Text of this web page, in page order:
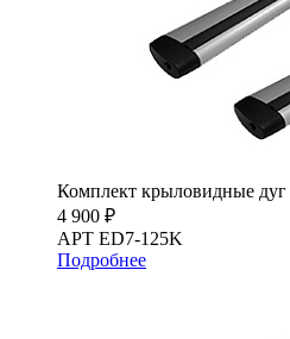
Комплект крыловидные
4 900 ₽
АРТ ED7-125K
Подробнее